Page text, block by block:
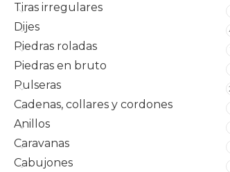
Tiras irregulares
Dijes
Piedras roladas
Piedras en bruto
Pulseras
Cadenas, collares y cordones
Anillos
Caravanas
Cabujones